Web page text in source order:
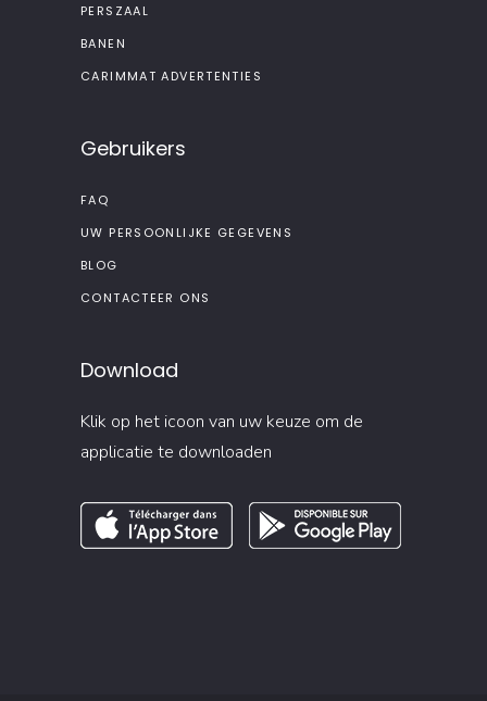
PERSZAAL
BANEN
CARIMMAT ADVERTENTIES
Gebruikers
FAQ
UW PERSOONLIJKE GEGEVENS
BLOG
CONTACTEER ONS
Download
Klik op het icoon van uw keuze om de
applicatie te downloaden